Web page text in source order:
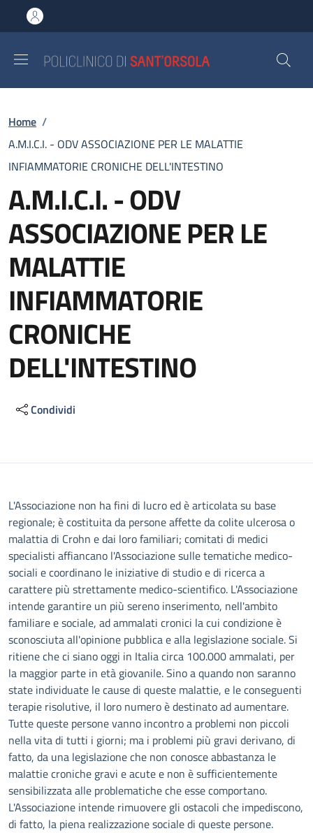
al contenuto principale
to footer content
Briciole di pane
Home /
A.M.I.C.I. - ODV ASSOCIAZIONE PER LE MALATTIE
INFIAMMATORIE CRONICHE DELL'INTESTINO
A.M.I.C.I. - ODV
ASSOCIAZIONE PER LE
MALATTIE
INFIAMMATORIE
CRONICHE
DELL'INTESTINO
Condividi
Descrizione
L'Associazione non ha fini di lucro ed è articolata su base
regionale; è costituita da persone affette da colite ulcerosa o
malattia di Crohn e dai loro familiari; comitati di medici
specialisti affiancano l'Associazione sulle tematiche medico-
sociali e coordinano le iniziative di studio e di ricerca a
carattere più strettamente medico-scientifico. L'Associazione
intende garantire un più sereno inserimento, nell'ambito
familiare e sociale, ad ammalati cronici la cui condizione è
sconosciuta all'opinione pubblica e alla legislazione sociale. Si
ritiene che ci siano oggi in Italia circa 100.000 ammalati, per
la maggior parte in età giovanile. Sino a quando non saranno
state individuate le cause di queste malattie, e le conseguenti
terapie risolutive, il loro numero è destinato ad aumentare.
Tutte queste persone vanno incontro a problemi non piccoli
nella vita di tutti i giorni; ma i problemi più gravi derivano, di
fatto, da una legislazione che non conosce abbastanza le
malattie croniche gravi e acute e non è sufficientemente
sensibilizzata alle problematiche che esse comportano.
L'Associazione intende rimuovere gli ostacoli che impediscono,
di fatto, la piena realizzazione sociale di queste persone.